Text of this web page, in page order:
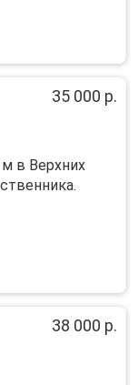
35 000 р.
в Верхниx
38 000 р.